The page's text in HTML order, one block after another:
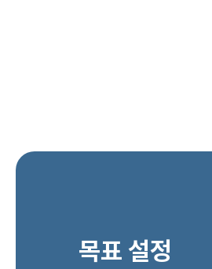
목표 설정